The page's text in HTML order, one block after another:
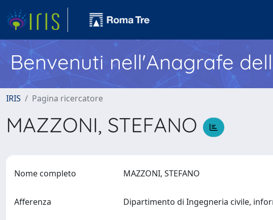
Benvenuti nell'Anagrafe
IRIS Pagina ricercatore
MAZZONI, STEFANO
Nome completo MAZZONI, STEFANO
Afferenza Dipartimento di Ingegneria civile,